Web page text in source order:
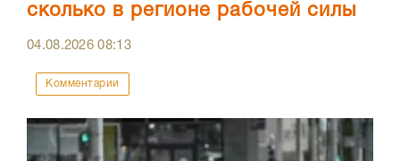
сколько в регионе рабочей силы
04.08.202608:13
Комментарии